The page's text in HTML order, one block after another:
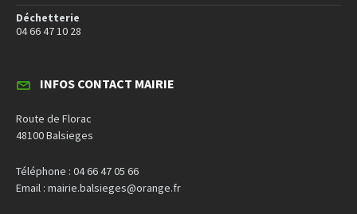
Déchetterie
04 66 47 10 28
INFOS CONTACT MAIRIE
Route de Florac
48100 Balsieges
Téléphone : 04 66 47 05 66
Email : mairie.balsieges@orange.fr